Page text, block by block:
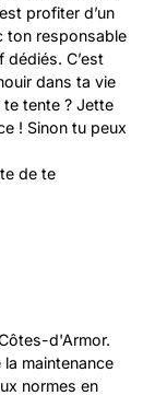
profiter d’un
ton responsable
C’est
dans ta vie
tente ? Jette
! Sinon tu peux
de te
d'Armor.
maintenance
normes en